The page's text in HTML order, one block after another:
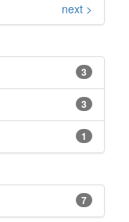
next >
3
3
1
7